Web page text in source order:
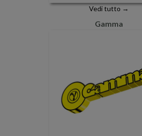
Vedi tutto →
Gamma